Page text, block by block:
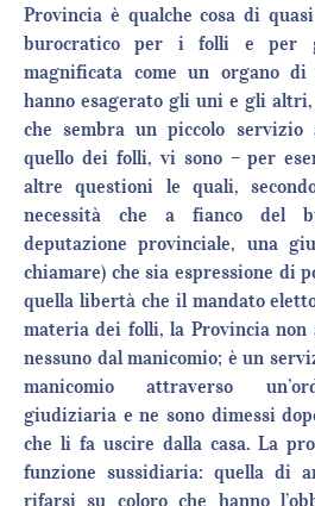
Provincia è qualche cosa di
burocratico per i folli e per
magnificata come un organo
hanno esagerato gli uni e gli
che sembra un piccolo
quello dei folli, vi sono – per
altre questioni le quali,
necessità che a fianco del
deputazione provinciale, una
chiamare) che sia espressione di
quella libertà che il mandato
materia dei folli, la Provincia non
nessuno dal manicomio; è un
manicomio attraverso
giudiziaria e ne sono dimessi
che li fa uscire dalla casa. La
funzione sussidiaria: quella di
rifarsi su coloro che hanno